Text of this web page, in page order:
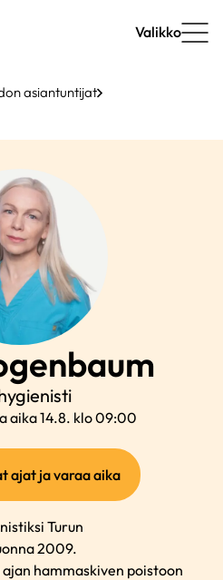
Valikko
asiantuntijat
aika 14.8. klo 09:00
ajat ja varaa aika(ulkoinen
linkki)
Turun
2009.
hammaskiven poistoon